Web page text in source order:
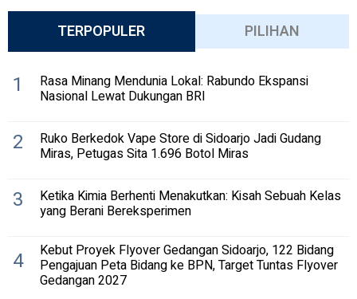
TERPOPULER PILIHAN
1 Rasa Minang Mendunia Lokal: Rabundo Ekspansi
Nasional Lewat Dukungan BRI
2 Ruko Berkedok Vape Store di Sidoarjo Jadi Gudang
Miras, Petugas Sita 1.696 Botol Miras
3 Ketika Kimia Berhenti Menakutkan: Kisah Sebuah Kelas
yang Berani Bereksperimen
4 Kebut Proyek Flyover Gedangan Sidoarjo, 122 Bidang
Pengajuan Peta Bidang ke BPN, Target Tuntas Flyover
Gedangan 2027